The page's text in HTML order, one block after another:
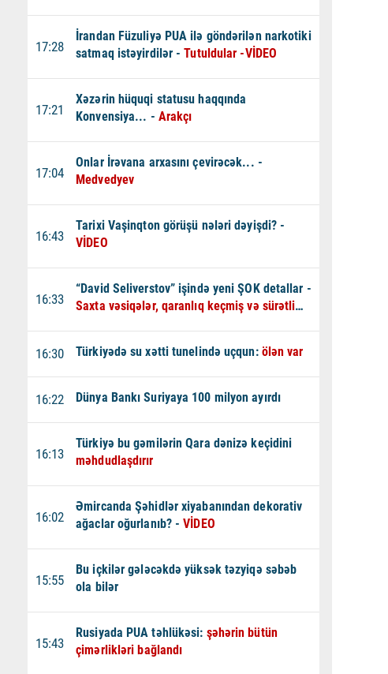
17:28
İrandan Füzuliyə PUA ilə göndərilən narkotiki
satmaq istəyirdilər - Tutuldular -VİDEO
17:21
Xəzərin hüquqi statusu haqqında
Konvensiya... - Arakçı
17:04
Onlar İrəvana arxasını çevirəcək... -
Medvedyev
16:43
Tarixi Vaşinqton görüşü nələri dəyişdi? -
VİDEO
16:33
“David Seliverstov” işində yeni ŞOK detallar -
Saxta vəsiqələr, qaranlıq keçmiş və sürətli
16:30 Türkiyədə su xətti tunelində uçqun:ölən var
16:22 Dünya Bankı Suriyaya 100 milyon ayırdı
16:13
Türkiyə bu gəmilərin Qara dənizə keçidini
məhdudlaşdırır
16:02
Əmircanda Şəhidlər xiyabanından dekorativ
ağaclar oğurlanıb? -VİDEO
15:55
Bu içkilər gələcəkdə yüksək təzyiqə səbəb
ola bilər
15:43
Rusiyada PUA təhlükəsi: şəhərin bütün
çimərlikləri bağlandı